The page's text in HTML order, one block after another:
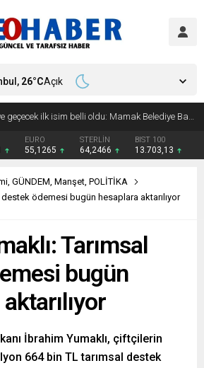
YENİ Parti’ye geçecek ilk isim belli oldu: Mamak Belediye Başkanı CHP’den istifa etti
EURO
55,1265
STERLİN
64,2466
BIST 100
13.703,13
26°CAçık
, GÜNDEM, Manşet, POLİTİKA
destek ödemesi bugün hesaplara aktarılıyor
Tarımsal
bugün
İbrahim Yumaklı, çiftçilerin
664 bin TL tarımsal destek